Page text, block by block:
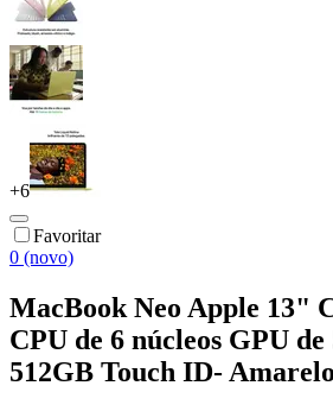
+6
Favoritar
0 (novo)
MacBook Neo Apple 13"
CPU de 6 núcleos GPU de
512GB Touch ID-